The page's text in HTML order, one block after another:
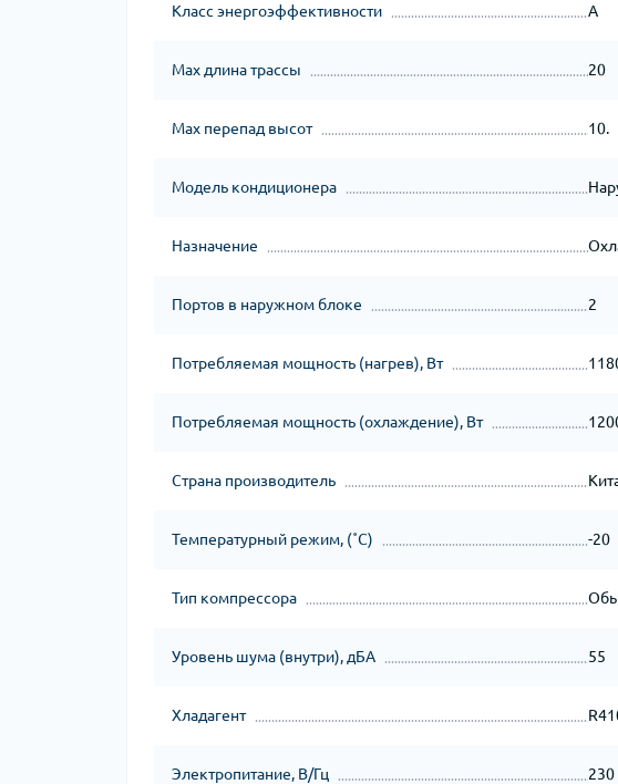
Класс энергоэффективности A
Мах длина трассы 20
Мах перепад высот 10.
Модель кондиционера
Назначение
Портов в наружном блоке 2
Потребляемая мощность (нагрев), Вт
Потребляемая мощность (охлаждение), Вт
Страна производитель
Температурный режим, (˚С) -20
Тип компрессора
Уровень шума (внутри), дБА 55
Хладагент
Электропитание, В/Гц 230